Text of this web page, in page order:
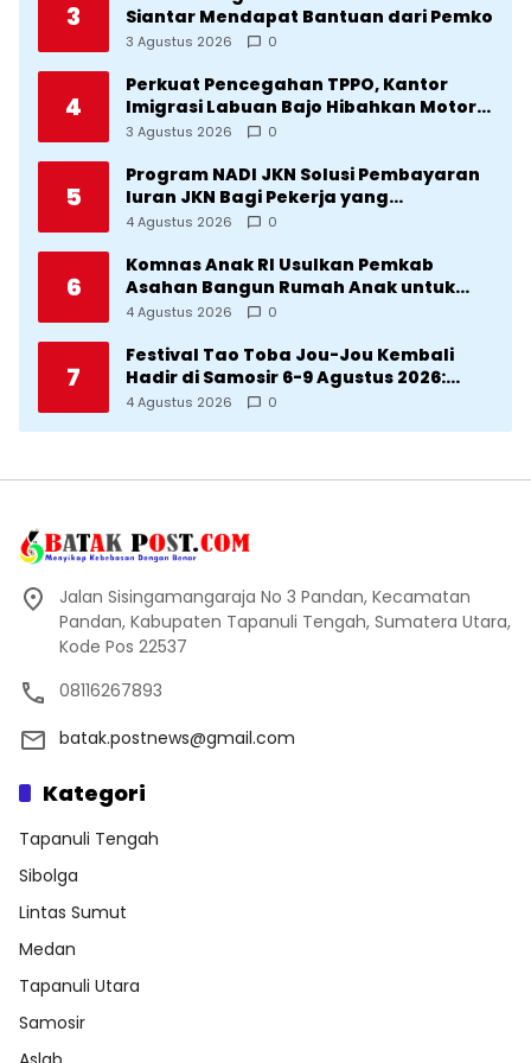
3
Siantar Mendapat Bantuan dari Pemko
3 Agustus 2026 0
4
Perkuat Pencegahan TPPO, Kantor
Imigrasi Labuan Bajo Hibahkan Motor
Operasional ke Lima Desa di
3 Agustus 2026 0
5
Program NADI JKN Solusi Pembayaran
Iuran JKN Bagi Pekerja yang
Penghasilannya Tidak Tetap
4 Agustus 2026 0
6
Komnas Anak RI Usulkan Pemkab
Asahan Bangun Rumah Anak untuk
Korban Kekerasan
4 Agustus 2026 0
7
Festival Tao Toba Jou-Jou Kembali
Hadir di Samosir 6-9 Agustus 2026:
Datang Saksikan Kemeriahan dan Raih
4 Agustus 2026 0
Jalan Sisingamangaraja No 3 Pandan, Kecamatan
Pandan, Kabupaten Tapanuli Tengah, Sumatera Utara,
Kode Pos 22537
08116267893
batak.postnews@gmail.com
Kategori
Tapanuli Tengah
Sibolga
Lintas Sumut
Medan
Tapanuli Utara
Samosir